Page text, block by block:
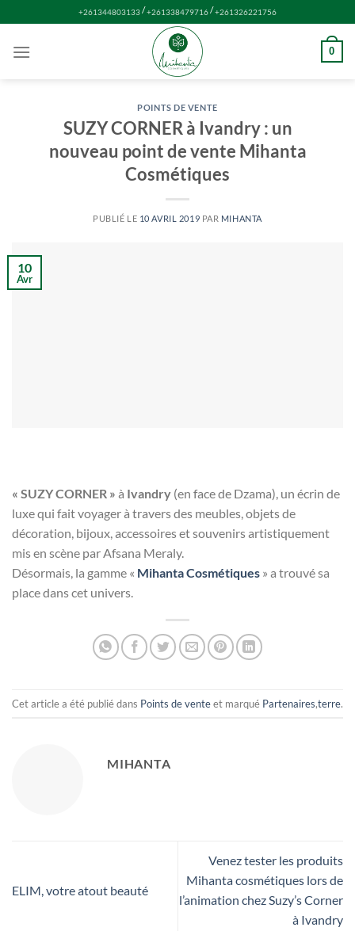
au
contenu
+261344803133/+261338479716/+261326221756
0
POINTS DE VENTE
SUZY CORNER à Ivandry : un
nouveau point de vente Mihanta
Cosmétiques
PUBLIÉ LE 10 AVRIL 2019 PAR MIHANTA
10
Avr
« SUZY CORNER » à Ivandry (en face de Dzama), un écrin de
luxe qui fait voyager à travers des meubles, objets de
décoration, bijoux, accessoires et souvenirs artistiquement
mis en scène par Afsana Meraly.
Désormais, la gamme « Mihanta Cosmétiques » a trouvé sa
place dans cet univers.
Cet article a été publié dans Points de venteet marqué Partenaires,terre.
MIHANTA
ELIM, votre atout beauté
Venez tester les produits
Mihanta cosmétiques lors de
l’animation chez Suzy’s Corner
à Ivandry